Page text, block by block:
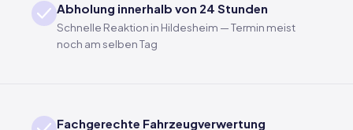
Abholung innerhalb von 24 Stunden
Schnelle Reaktion in Hildesheim — Termin meist
noch am selben Tag
Fachgerechte Fahrzeugverwertung